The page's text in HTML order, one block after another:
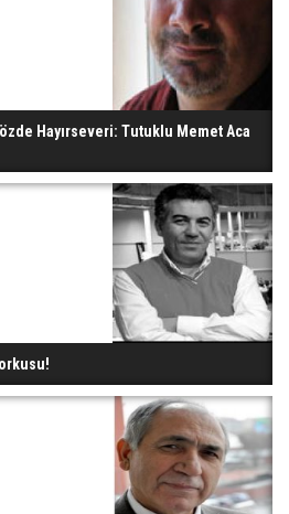
Hayırseveri: Tutuklu Memet Aca